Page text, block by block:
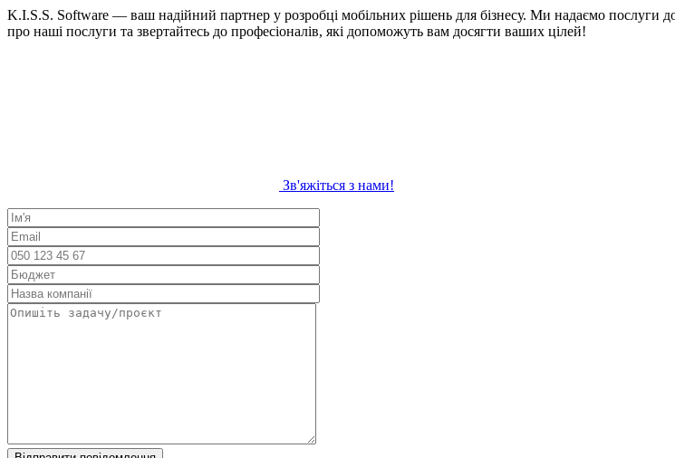
K.I.S.S. Software — ваш надійний партнер у розробці мобільних рішень для бізнесу. Ми надаємо послуги
про наші послуги та звертайтесь до професіоналів, які допоможуть вам досягти ваших цілей!
Зв'яжіться з нами!